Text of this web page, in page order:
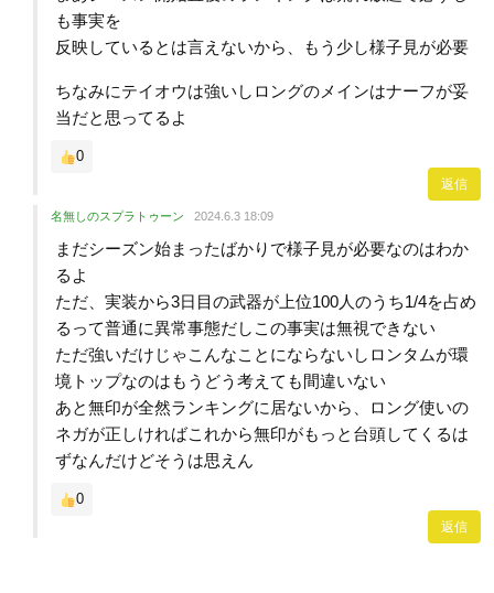
も事実を
反映しているとは言えないから、もう少し様子見が必要
ちなみにテイオウは強いしロングのメインはナーフが妥
当だと思ってるよ
0
返信
名無しのスプラトゥーン 2024.6.3 18:09
まだシーズン始まったばかりで様子見が必要なのはわか
るよ
ただ、実装から3日目の武器が上位100人のうち1/4を占め
るって普通に異常事態だしこの事実は無視できない
ただ強いだけじゃこんなことにならないしロンタムが環
境トップなのはもうどう考えても間違いない
あと無印が全然ランキングに居ないから、ロング使いの
ネガが正しければこれから無印がもっと台頭してくるは
ずなんだけどそうは思えん
0
返信